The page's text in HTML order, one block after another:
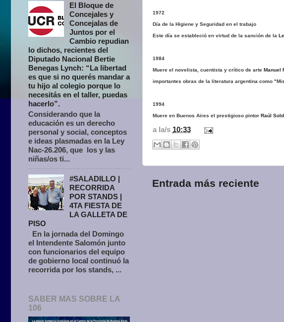
1972
Día de la Higiene y Seguridad en el trabajo
Este día se estableció en virtud de la sanción de la
1984
Muere el novelista, cuentista y crítico de arte Manuel
importantes obras de la literatura argentina como
1994
Muere en Buenos Aires el prestigioso pintor Raúl
a la/s 10:33
Entrada más reciente
El Bloque de
Concejales y
Concejalas de
Juntos por el
Cambio repudian
lo dichos, recientes del
Diputado Nacional Bertie
Benegas Lynch: “La libertad
es que si no querés mandar a
tu hijo al colegio porque lo
necesitás en el taller, puedas
hacerlo”.
Considerando que la
educación es un derecho
personal y social, conceptos
e ideas plasmadas en la Ley
Nac-26.206, que los y las
niñas/os ti...
#SALADILLO |
RECORRIDA
POR STANDS |
4TA FIESTA DE
LA GALLETA DE
PISO
En la jornada del Domingo
el Intendente Salomón junto
con funcionarios del equipo
de gobierno local continuó la
recorrida por los stands, ...
SABER MAS SOBRE LA
106